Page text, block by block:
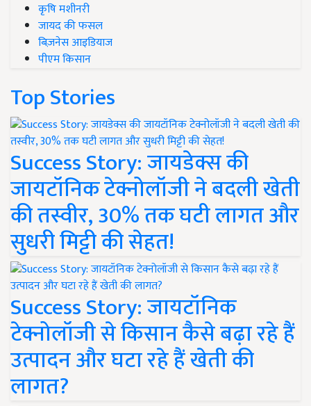
कृषि मशीनरी
जायद की फसल
बिज़नेस आइडियाज
पीएम किसान
Top Stories
Success Story: जायडेक्स की
जायटॉनिक टेक्नोलॉजी ने बदली खेती
की तस्वीर, 30% तक घटी लागत और
सुधरी मिट्टी की सेहत!
Success Story: जायटॉनिक
टेक्नोलॉजी से किसान कैसे बढ़ा रहे हैं
उत्पादन और घटा रहे हैं खेती की
लागत?